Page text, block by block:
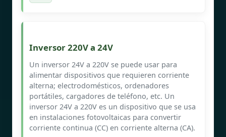
Inversor 220V a 24V
Un inversor 24V a 220V se puede usar para
alimentar dispositivos que requieren corriente
alterna; electrodomésticos, ordenadores
portátiles, cargadores de teléfono, etc. Un
inversor 24V a 220V es un dispositivo que se usa
en instalaciones fotovoltaicas para convertir
corriente continua (CC) en corriente alterna (CA).